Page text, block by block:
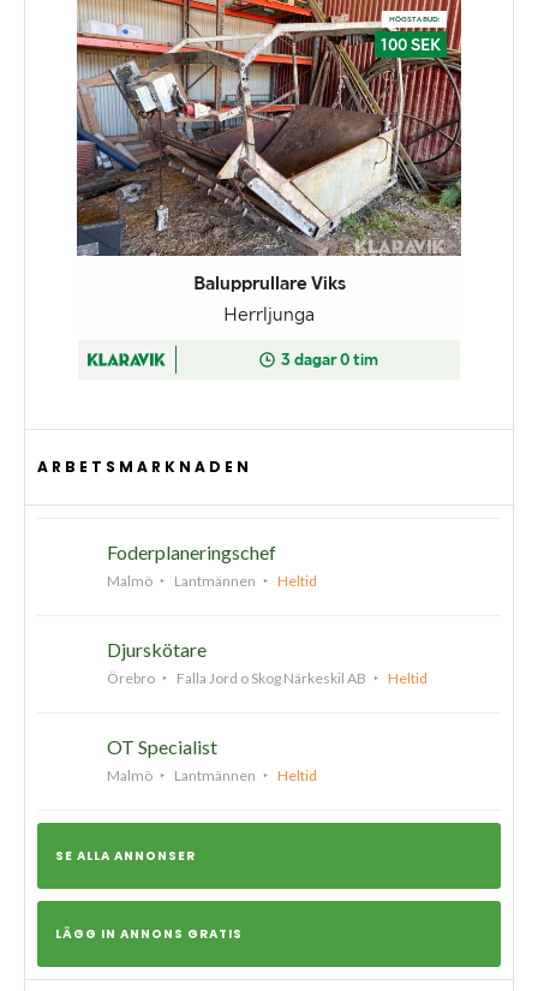
ARBETSMARKNADEN
Foderplaneringschef
Malmö Lantmännen Heltid
Djurskötare
Örebro Falla Jord o Skog Närkeskil AB Heltid
OT Specialist
Malmö Lantmännen Heltid
SE ALLA ANNONSER
LÄGG IN ANNONS GRATIS